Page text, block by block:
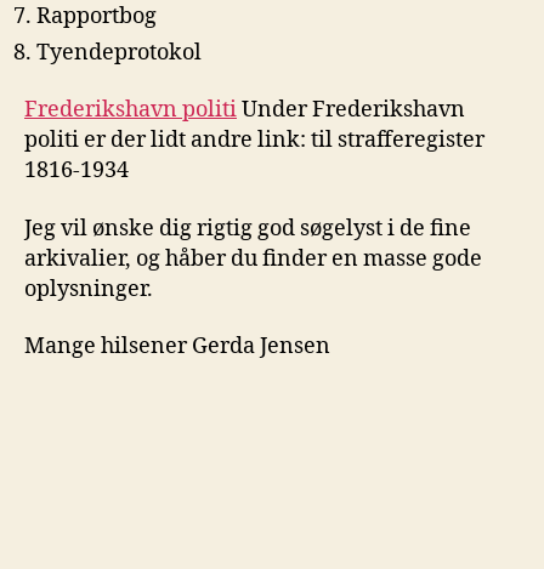
Rapportbog
Tyendeprotokol
Frederikshavn politiUnder Frederikshavn
politi er der lidt andre link: til strafferegister
1816-1934
Jeg vil ønske dig rigtig god søgelyst i de fine
arkivalier, og håber du finder en masse gode
oplysninger.
Mange hilsener Gerda Jensen